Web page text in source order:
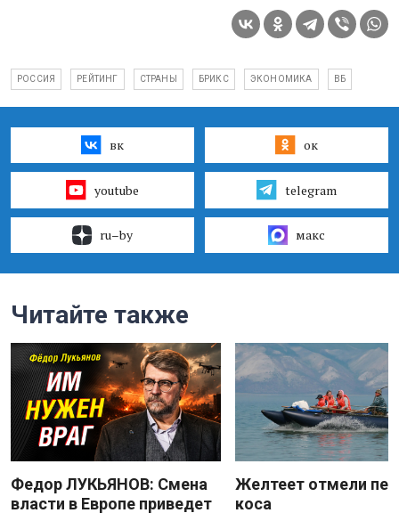
РОССИЯ РЕЙТИНГ СТРАНЫ БРИКС ЭКОНОМИКА ВБ
вк ок
youtube telegram
ru–by макс
Читайте также
Федор ЛУКЬЯНОВ: Смена
власти в Европе приведет
Желтеет отмели
коса